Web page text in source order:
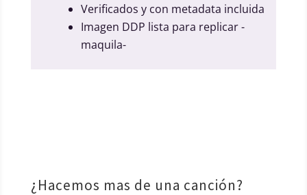
Verificados y con metadata incluida
Imagen DDP lista para replicar -
maquila-
¿Hacemos mas de una canción?